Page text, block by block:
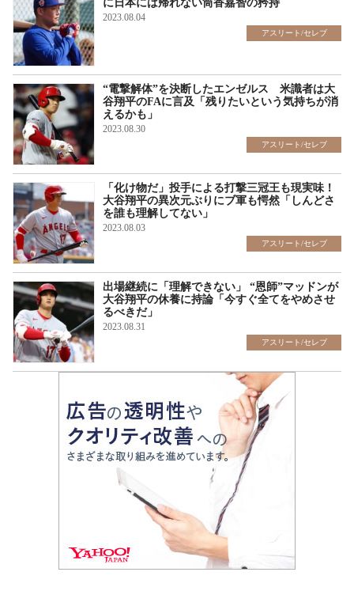
に日本には帰れない筒香嘉智の矜持
2023.08.04
アスリート/セレブ
“電撃解体”を決断したエンゼルス 米識者は大
谷翔平のFAに言及「残りたいという気持ちが消
えるかも」
2023.08.30
アスリート/セレブ
「化け物だ」投手による打撃三冠王も現実味！
大谷翔平の異次元ぶりにブ軍も愕然「しんどさ
を誰も理解してない」
2023.08.03
アスリート/セレブ
出場継続に「理解できない」 “恩師”マッドンが
大谷翔平の休養に持論「今すぐ全てをやめさせ
るべきだ」
2023.08.31
アスリート/セレブ